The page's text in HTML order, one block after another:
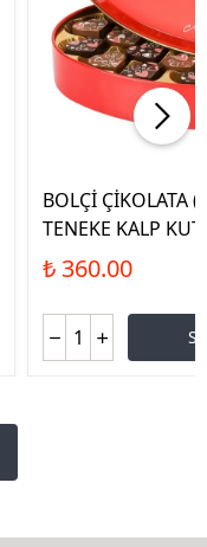
BOLÇİ ÇİKOLATA
TENEKE KALP
₺ 360.00